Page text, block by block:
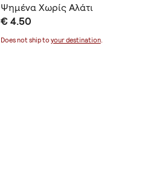
Ψημένα Χωρίς Αλάτι
250gr
€ 4.50
Does not ship to your destination.